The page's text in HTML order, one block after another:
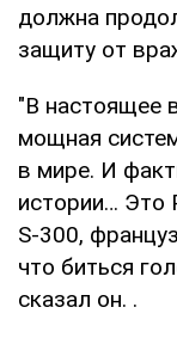
должна
защиту от
"В настоящее
мощная
в мире. И
истории… Это
S-300,
что биться
сказал он. .